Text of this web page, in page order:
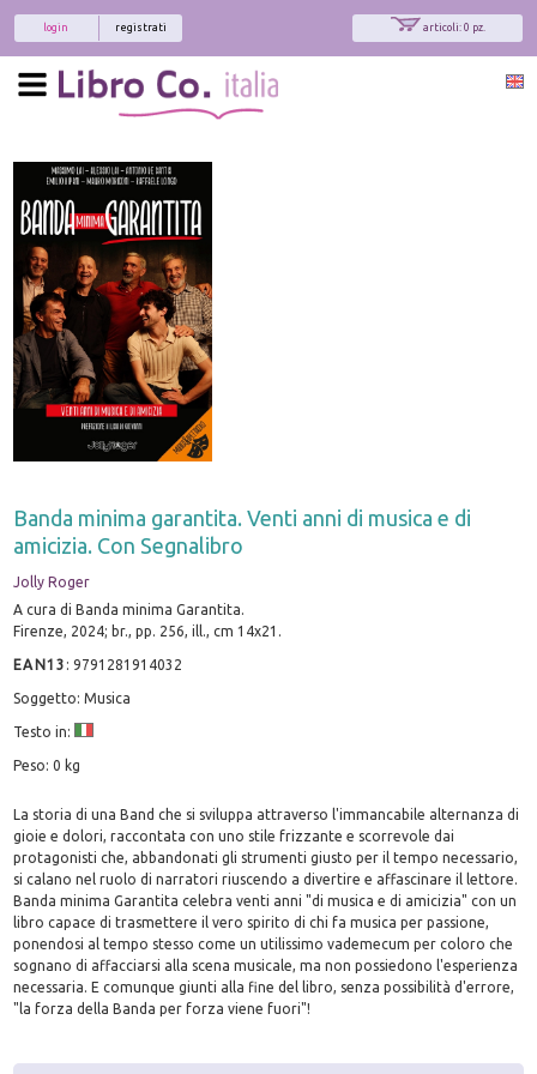
articoli: 0 pz.
registrati
login
Banda minima garantita. Venti anni di musica e di
amicizia. Con Segnalibro
Jolly Roger
A cura di Banda minima Garantita.
Firenze, 2024; br., pp. 256, ill., cm 14x21.
EAN13 :9791281914032
Soggetto: Musica
Testo in:
Peso: 0 kg
La storia di una Band che si sviluppa attraverso l'immancabile alternanza di
gioie e dolori, raccontata con uno stile frizzante e scorrevole dai
protagonisti che, abbandonati gli strumenti giusto per il tempo necessario,
si calano nel ruolo di narratori riuscendo a divertire e affascinare il lettore.
Banda minima Garantita celebra venti anni "di musica e di amicizia" con un
libro capace di trasmettere il vero spirito di chi fa musica per passione,
ponendosi al tempo stesso come un utilissimo vademecum per coloro che
sognano di affacciarsi alla scena musicale, ma non possiedono l'esperienza
necessaria. E comunque giunti alla fine del libro, senza possibilità d'errore,
"la forza della Banda per forza viene fuori"!